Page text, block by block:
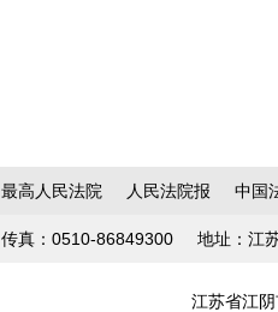
最高人民法院 人民法院报 中国
传真：0510-86849300 地址：江
江苏省江